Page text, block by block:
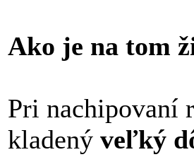
Ako je na tom
Pri nachipovaní
kladený veľký